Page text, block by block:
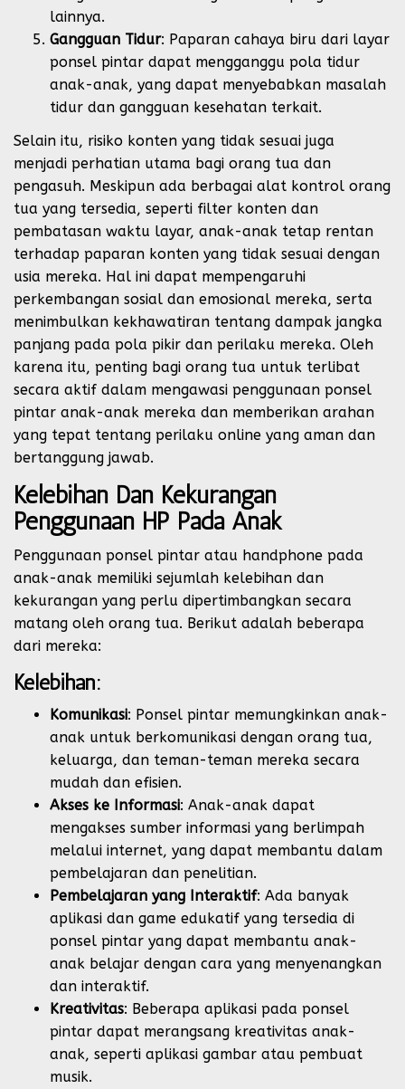
lainnya.
Gangguan Tidur: Paparan cahaya biru dari layar
ponsel pintar dapat mengganggu pola tidur
anak-anak, yang dapat menyebabkan masalah
tidur dan gangguan kesehatan terkait.
Selain itu, risiko konten yang tidak sesuai juga
menjadi perhatian utama bagi orang tua dan
pengasuh. Meskipun ada berbagai alat kontrol orang
tua yang tersedia, seperti filter konten dan
pembatasan waktu layar, anak-anak tetap rentan
terhadap paparan konten yang tidak sesuai dengan
usia mereka. Hal ini dapat mempengaruhi
perkembangan sosial dan emosional mereka, serta
menimbulkan kekhawatiran tentang dampak jangka
panjang pada pola pikir dan perilaku mereka. Oleh
karena itu, penting bagi orang tua untuk terlibat
secara aktif dalam mengawasi penggunaan ponsel
pintar anak-anak mereka dan memberikan arahan
yang tepat tentang perilaku online yang aman dan
bertanggung jawab.
Kelebihan Dan Kekurangan
Penggunaan HP Pada Anak
Penggunaan ponsel pintar atau handphone pada
anak-anak memiliki sejumlah kelebihan dan
kekurangan yang perlu dipertimbangkan secara
matang oleh orang tua. Berikut adalah beberapa
dari mereka:
Kelebihan:
Komunikasi: Ponsel pintar memungkinkan anak-
anak untuk berkomunikasi dengan orang tua,
keluarga, dan teman-teman mereka secara
mudah dan efisien.
Akses ke Informasi: Anak-anak dapat
mengakses sumber informasi yang berlimpah
melalui internet, yang dapat membantu dalam
pembelajaran dan penelitian.
Pembelajaran yang Interaktif: Ada banyak
aplikasi dan game edukatif yang tersedia di
ponsel pintar yang dapat membantu anak-
anak belajar dengan cara yang menyenangkan
dan interaktif.
Kreativitas: Beberapa aplikasi pada ponsel
pintar dapat merangsang kreativitas anak-
anak, seperti aplikasi gambar atau pembuat
musik.